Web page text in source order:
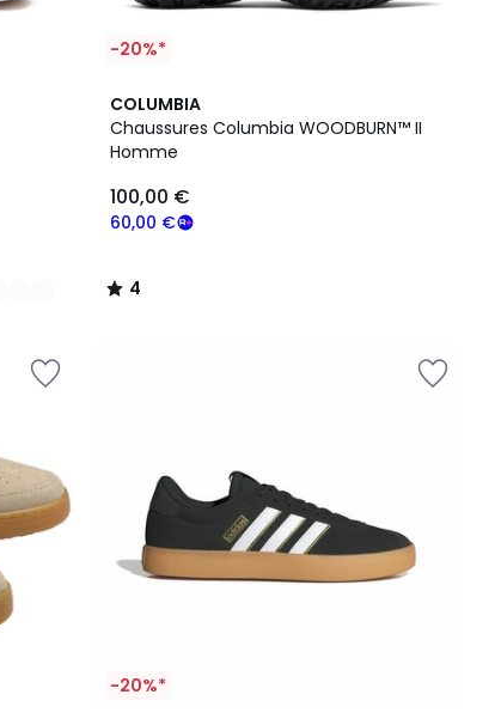
-20%*
COLUMBIA
Chaussures Columbia WOODBURN™ II
Homme
60,00 €
100,00 €
4
/
5
4
/
-20%*